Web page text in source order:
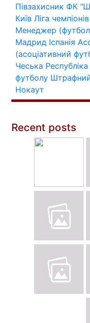
Півзахисник ФК
Київ Ліга
Менеджер
Мадрид Іспанія
(асоціативний
Чеська Республіка
футболу
Нокаут
Recent posts